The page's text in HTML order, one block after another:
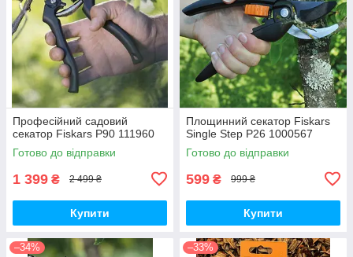
Професійний садовий
секатор Fiskars P90 111960
Готово до відправки
1 399 ₴ 2 499 ₴
Купити
Площинний секатор Fiskars
Single Step P26 1000567
Готово до відправки
599 ₴ 999 ₴
Купити
–34% –33%